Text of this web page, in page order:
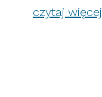
czytaj więcej